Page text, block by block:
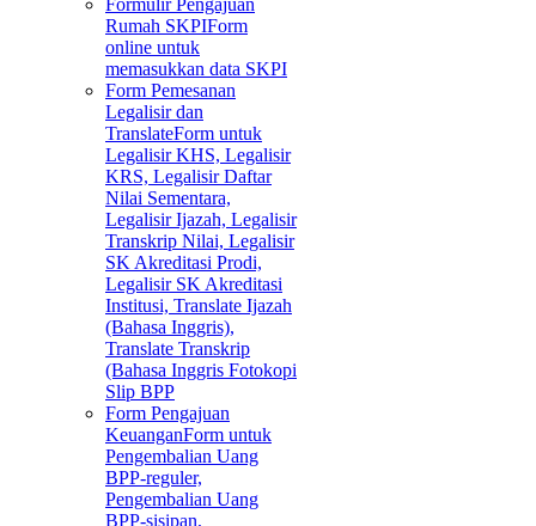
Rumah SKPIForm
online untuk
memasukkan data SKPI
Form Pemesanan
Legalisir dan
TranslateForm untuk
Legalisir KHS, Legalisir
KRS, Legalisir Daftar
Nilai Sementara,
Legalisir Ijazah, Legalisir
Transkrip Nilai, Legalisir
SK Akreditasi Prodi,
Legalisir SK Akreditasi
Institusi, Translate Ijazah
(Bahasa Inggris),
Translate Transkrip
(Bahasa Inggris Fotokopi
Slip BPP
Form Pengajuan
KeuanganForm untuk
Pengembalian Uang
BPP-reguler,
Pengembalian Uang
BPP-sisipan,